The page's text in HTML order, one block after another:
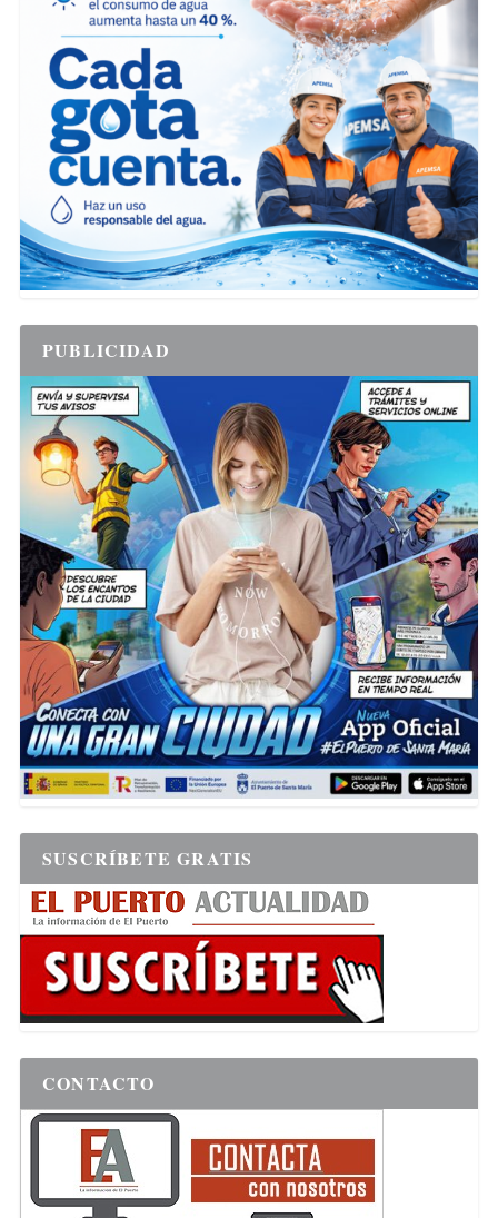
PUBLICIDAD
SUSCRÍBETE GRATIS
CONTACTO